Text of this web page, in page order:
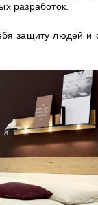
разработок.
защиту людей